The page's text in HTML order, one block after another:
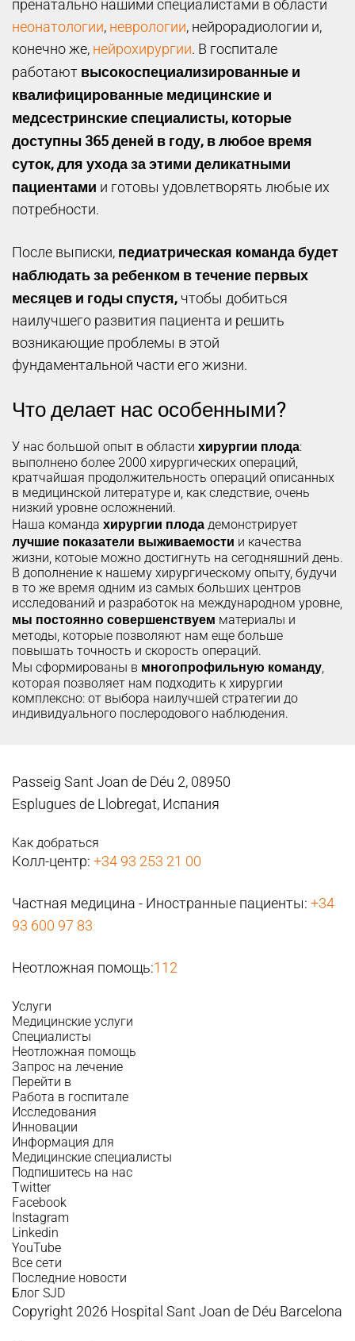
пренатально нашими специалистами в области
неонатологии, неврологии, нейрорадиологии и,
конечно же, нейрохирургии. В госпитале
работают высокоспециализированные и
квалифицированные медицинские и
медсестринские специалисты, которые
доступны 365 деней в году, в любое время
суток, для ухода за этими деликатными
пациентами и готовы удовлетворять любые их
потребности.
После выписки, педиатрическая команда будет
наблюдать за ребенком в течение первых
месяцев и годы спустя, чтобы добиться
наилучшего развития пациента и решить
возникающие проблемы в этой
фундаментальной части его жизни.
Что делает нас особенными?
У нас большой опыт в области хирургии плода:
выполнено более 2000 хирургических операций,
кратчайшая продолжительность операций описанных
в медицинской литературе и, как следствие, очень
низкий уровне осложнений.
Наша команда хирургии плода демонстрирует
лучшие показатели выживаемости и качества
жизни, котоые можно достигнуть на сегодняшний день.
В дополнение к нашему хирургическому опыту, будучи
в то же время одним из самых больших центров
исследований и разработок на международном уровне,
мы постоянно совершенствуем материалы и
методы, которые позволяют нам еще больше
повышать точность и скорость операций.
Мы сформированы в многопрофильную команду,
которая позволяет нам подходить к хирургии
комплексно: от выбора наилучшей стратегии до
индивидуального послеродового наблюдения.
Passeig Sant Joan de Déu 2, 08950
Esplugues de Llobregat, Испания
Как добраться
Колл-центр: +34 93 253 21 00
Частная медицина - Иностранные пациенты: +34
93 600 97 83
Неотложная помощь:112
Услуги
Медицинские услуги
Специалисты
Неотложная помощь
Запрос на лечение
Перейти в
Работа в госпитале
Исследования
Инновации
Информация для
Медицинские специалисты
Подпишитесь на нас
Twitter
Facebook
Instagram
Linkedin
YouTube
Все сети
Последние новости
Блог SJD
Copyright 2026 Hospital Sant Joan de Déu Barcelona